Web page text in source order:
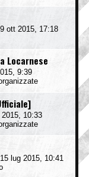
ott 2015, 17:18
Locarnese
9:39
10:33
15 lug 2015, 10:41